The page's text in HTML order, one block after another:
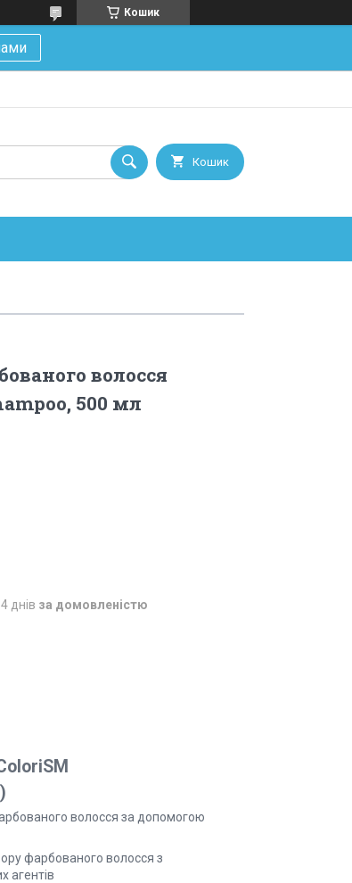
Кошик
Кошик
волосся
500 мл
днів за домовленістю
волосся за допомогою
фарбованого волосся з
агентів